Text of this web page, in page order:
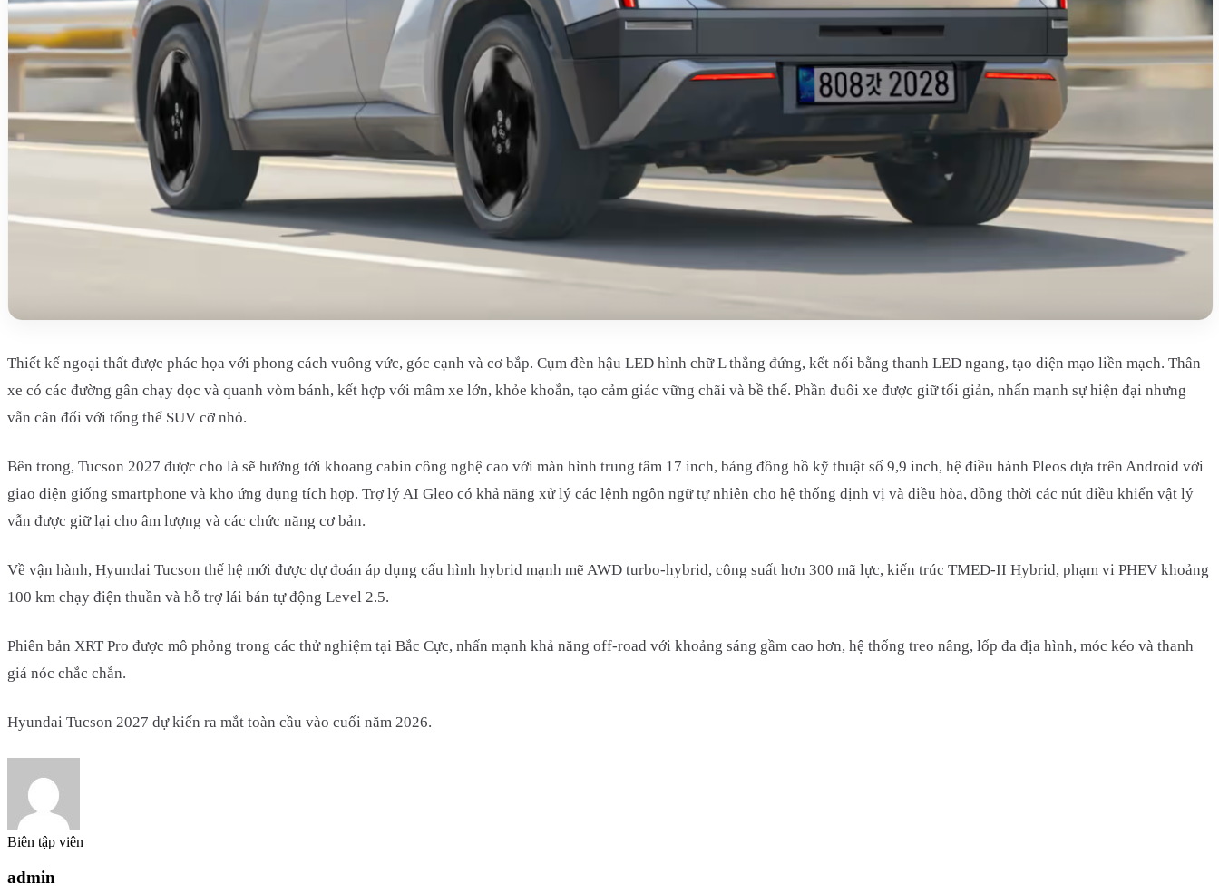
Thiết kế ngoại thất được phác họa với phong cách vuông vức, góc cạnh và cơ bắp. Cụm đèn hậu LED hình chữ L thẳng đứng, kết nối bằng thanh LED ngang, tạo diện mạo liền mạch. Thân
xe có các đường gân chạy dọc và quanh vòm bánh, kết hợp với mâm xe lớn, khỏe khoắn, tạo cảm giác vững chãi và bề thế. Phần đuôi xe được giữ tối giản, nhấn mạnh sự hiện đại nhưng
vẫn cân đối với tổng thể SUV cỡ nhỏ.
Bên trong, Tucson 2027 được cho là sẽ hướng tới khoang cabin công nghệ cao với màn hình trung tâm 17 inch, bảng đồng hồ kỹ thuật số 9,9 inch, hệ điều hành Pleos dựa trên Android với
giao diện giống smartphone và kho ứng dụng tích hợp. Trợ lý AI Gleo có khả năng xử lý các lệnh ngôn ngữ tự nhiên cho hệ thống định vị và điều hòa, đồng thời các nút điều khiển vật lý
vẫn được giữ lại cho âm lượng và các chức năng cơ bản.
Về vận hành, Hyundai Tucson thế hệ mới được dự đoán áp dụng cấu hình hybrid mạnh mẽ AWD turbo-hybrid, công suất hơn 300 mã lực, kiến trúc TMED-II Hybrid, phạm vi PHEV khoảng
100 km chạy điện thuần và hỗ trợ lái bán tự động Level 2.5.
Phiên bản XRT Pro được mô phỏng trong các thử nghiệm tại Bắc Cực, nhấn mạnh khả năng off-road với khoảng sáng gầm cao hơn, hệ thống treo nâng, lốp đa địa hình, móc kéo và thanh
giá nóc chắc chắn.
Hyundai Tucson 2027 dự kiến ra mắt toàn cầu vào cuối năm 2026.
Biên tập viên
admin